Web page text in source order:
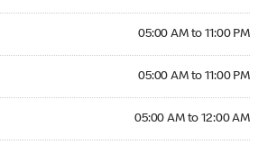
05:00 AM to 11:00 PM
05:00 AM to 11:00 PM
05:00 AM to 12:00 AM